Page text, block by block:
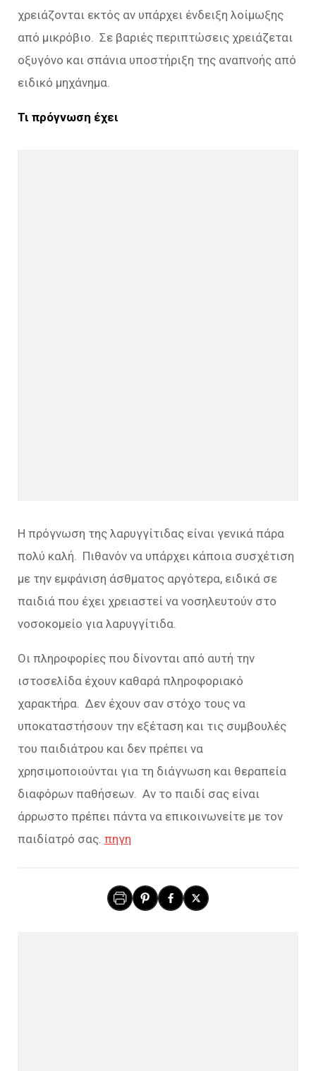
χρειάζονται εκτός αν υπάρχει ένδειξη λοίμωξης
από μικρόβιο. Σε βαριές περιπτώσεις χρειάζεται
οξυγόνο και σπάνια υποστήριξη της αναπνοής από
ειδικό μηχάνημα.
Τι πρόγνωση έχει
Η πρόγνωση της λαρυγγίτιδας είναι γενικά πάρα
πολύ καλή. Πιθανόν να υπάρχει κάποια συσχέτιση
με την εμφάνιση άσθματος αργότερα, ειδικά σε
παιδιά που έχει χρειαστεί να νοσηλευτούν στο
νοσοκομείο για λαρυγγίτιδα.
Οι πληροφορίες που δίνονται από αυτή την
ιστοσελίδα έχουν καθαρά πληροφοριακό
χαρακτήρα. Δεν έχουν σαν στόχο τους να
υποκαταστήσουν την εξέταση και τις συμβουλές
του παιδιάτρου και δεν πρέπει να
χρησιμοποιούνται για τη διάγνωση και θεραπεία
διαφόρων παθήσεων. Αν το παιδί σας είναι
άρρωστο πρέπει πάντα να επικοινωνείτε με τον
παιδίατρό σας. πηγη